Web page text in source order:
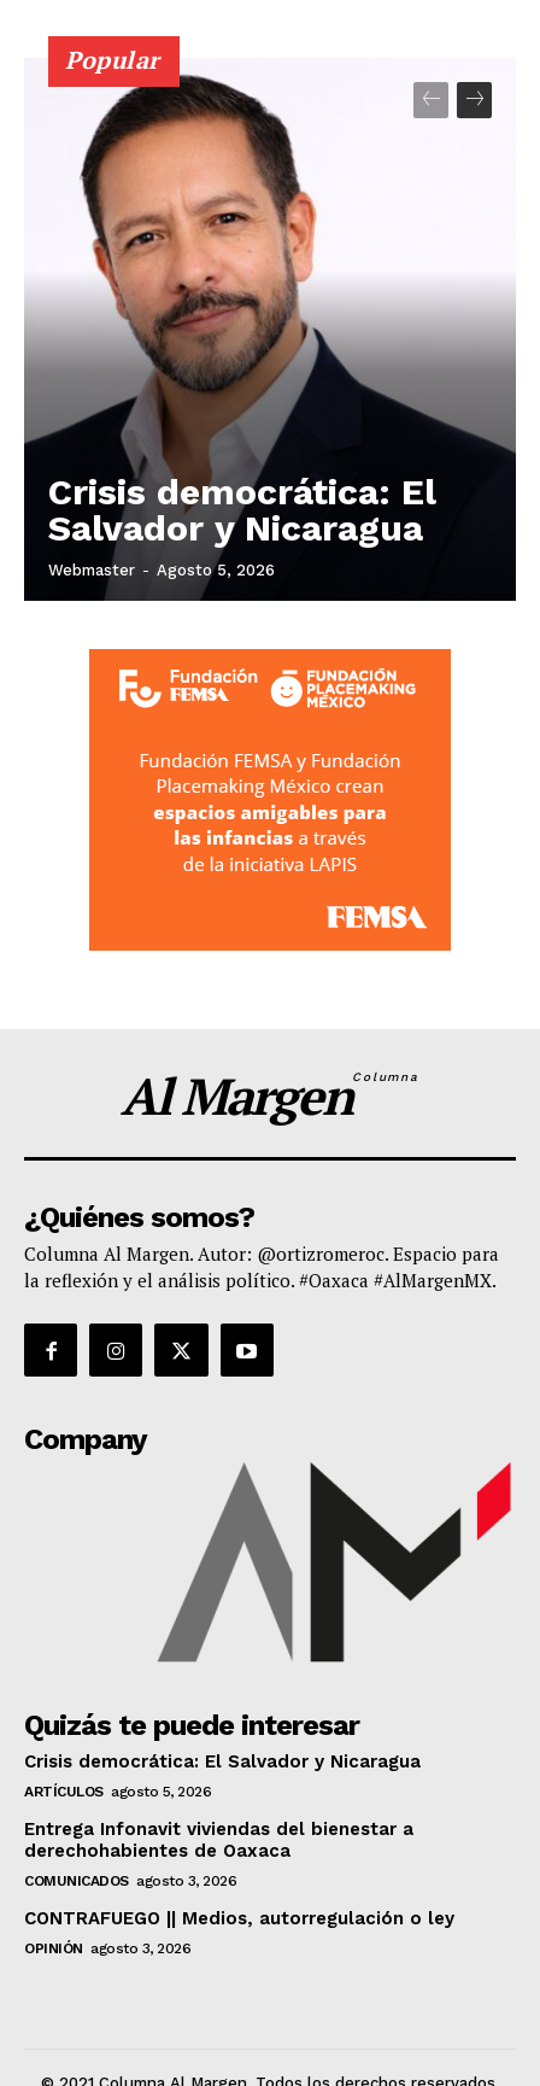
Popular
Crisis democrática: El
Salvador y Nicaragua
Webmaster - Agosto 5, 2026
Al MargenColumna
¿Quiénes somos?
Columna Al Margen. Autor: @ortizromeroc. Espacio para
la reflexión y el análisis político. #Oaxaca #AlMargenMX.
Company
Quizás te puede interesar
Crisis democrática: El Salvador y Nicaragua
ARTÍCULOS agosto 5, 2026
Entrega Infonavit viviendas del bienestar a
derechohabientes de Oaxaca
COMUNICADOS agosto 3, 2026
CONTRAFUEGO || Medios, autorregulación o ley
OPINIÓN agosto 3, 2026